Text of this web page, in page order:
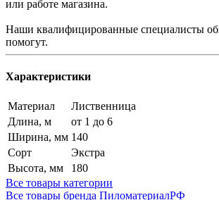
или работе магазина.
Наши квалифицированные специалисты
помогут.
Характеристики
Материал
Лиственница
Длина, м
от 1 до 6
Ширина, мм 140
Сорт
Экстра
Высота, мм
180
Все товары категории
Все товары бренда ПиломатериалРФ